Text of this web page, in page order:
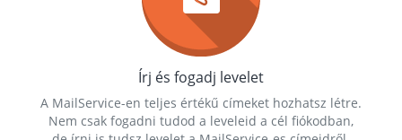
Írj és fogadj levelet
A MailService-en teljes értékű címeket hozhatsz létre.
Nem csak fogadni tudod a leveleid a cél fiókodban,